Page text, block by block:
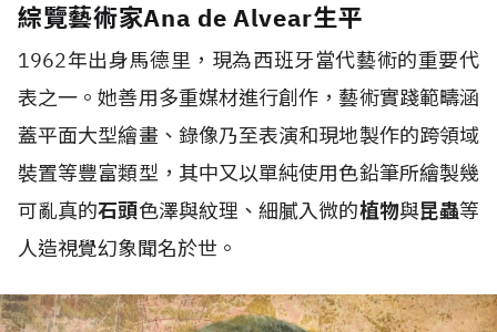
綜覽藝術家Ana de Alvear生平
1962年出身馬德里，現為西班牙當代藝術的重要代
表之一。她善用多重媒材進行創作，藝術實踐範疇涵
蓋平面大型繪畫、錄像乃至表演和現地製作的跨領域
裝置等豐富類型，其中又以單純使用色鉛筆所繪製幾
可亂真的石頭色澤與紋理、細膩入微的植物與昆蟲等
人造視覺幻象聞名於世。